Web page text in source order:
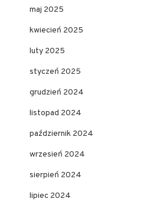
maj 2025
kwiecień 2025
luty 2025
styczeń 2025
grudzień 2024
listopad 2024
październik 2024
wrzesień 2024
sierpień 2024
lipiec 2024